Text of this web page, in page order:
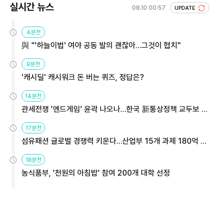
실시간 뉴스 08.10 00:57 UPDATE
4분전
與 "'하늘이법' 여야 공동 발의 괜찮아…그것이 협치"
9분전
'캐시딜' 캐시워크 돈 버는 퀴즈, 정답은?
14분전
관세전쟁 '엔드게임' 윤곽 나오나…한국 新통상정책 교두보 활
17분전
섬유패션 글로벌 경쟁력 키운다…산업부 15개 과제 180억 지
18분전
농식품부, '천원의 아침밥' 참여 200개 대학 선정